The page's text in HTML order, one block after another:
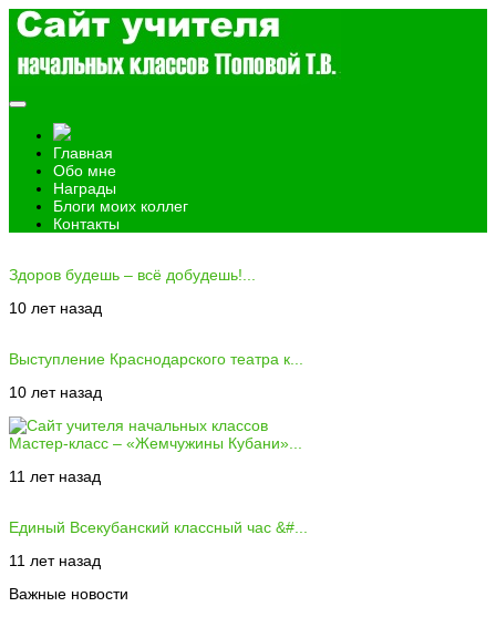
Главная
Обо мне
Награды
Блоги моих коллег
Контакты
Здоров будешь – всё добудешь!...
10 лет назад
Выступление Краснодарского театра к...
10 лет назад
Мастер-класс – «Жемчужины Кубани»...
11 лет назад
Единый Всекубанский классный час &#...
11 лет назад
Важные новости